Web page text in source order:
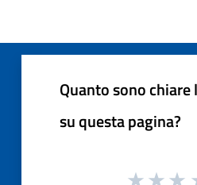
Quanto sono
su questa pagina?